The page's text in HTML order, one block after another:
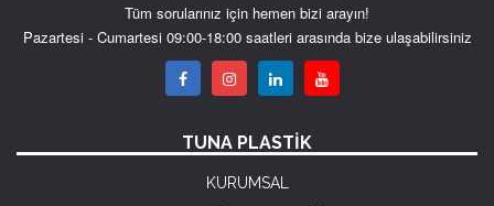
Tüm sorularınız için hemen bizi arayın!
Pazartesi - Cumartesi 09:00-18:00 saatleri arasında bize ulaşabilirsiniz
TUNA PLASTİK
KURUMSAL